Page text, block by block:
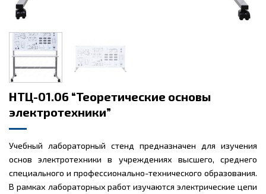
НТЦ-01.06 “Теоретические основы
электротехники”
Учебный лабораторный стенд предназначен для изучения
основ электротехники в учреждениях высшего, среднего
специального и профессионально-технического образования.
В рамках лабораторных работ изучаются электрические цепи